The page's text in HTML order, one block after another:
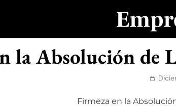
Revista
la Absolución de